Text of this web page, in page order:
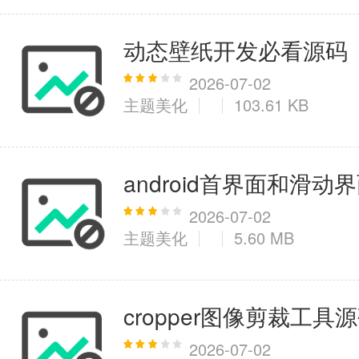
动态壁纸开发必看源码
2026-07-02
主题美化
103.61 KB
android首界面和滑动
2026-07-02
主题美化
5.60 MB
cropper图像剪裁工具
2026-07-02